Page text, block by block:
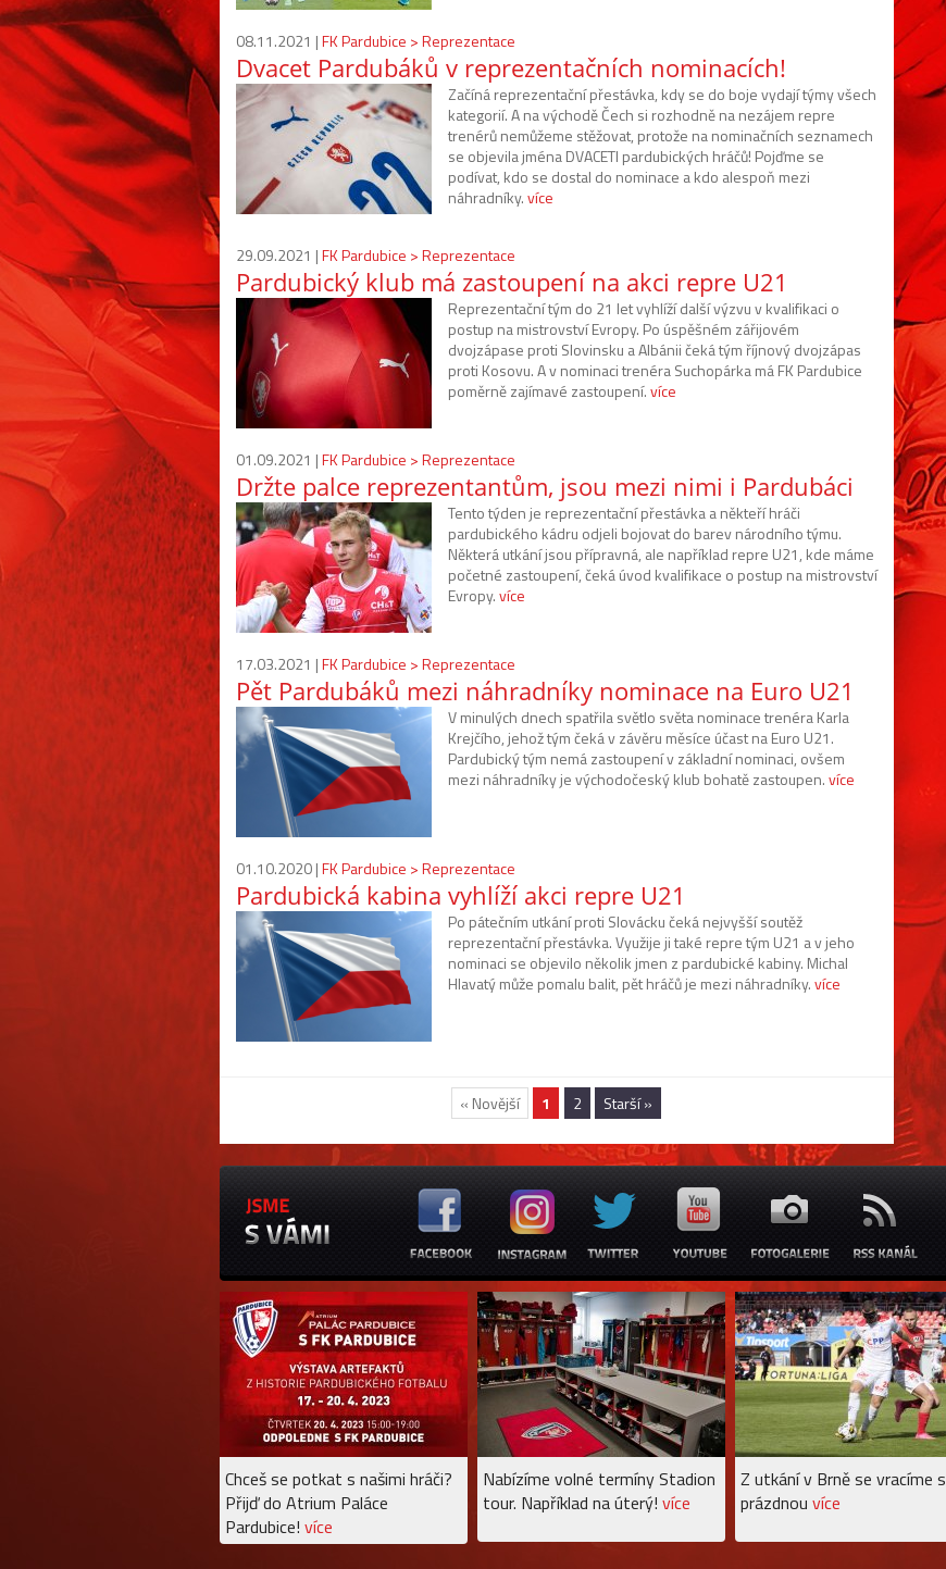
08.11.2021 |FK Pardubice > Reprezentace
Dvacet Pardubáků v reprezentačních nominacích!
Začíná reprezentační přestávka, kdy se do boje vydají týmy všech
kategorií. A na východě Čech si rozhodně na nezájem repre
trenérů nemůžeme stěžovat, protože na nominačních seznamech
se objevila jména DVACETI pardubických hráčů! Pojďme se
podívat, kdo se dostal do nominace a kdo alespoň mezi
náhradníky.více
29.09.2021 |FK Pardubice > Reprezentace
Pardubický klub má zastoupení na akci repre U21
Reprezentační tým do 21 let vyhlíží další výzvu v kvalifikaci o
postup na mistrovství Evropy. Po úspěšném zářijovém
dvojzápase proti Slovinsku a Albánii čeká tým říjnový dvojzápas
proti Kosovu. A v nominaci trenéra Suchopárka má FK Pardubice
poměrně zajímavé zastoupení.více
01.09.2021 |FK Pardubice > Reprezentace
Držte palce reprezentantům, jsou mezi nimi i Pardubáci
Tento týden je reprezentační přestávka a někteří hráči
pardubického kádru odjeli bojovat do barev národního týmu.
Některá utkání jsou přípravná, ale například repre U21, kde máme
početné zastoupení, čeká úvod kvalifikace o postup na mistrovství
Evropy.více
17.03.2021 |FK Pardubice > Reprezentace
Pět Pardubáků mezi náhradníky nominace na Euro U21
V minulých dnech spatřila světlo světa nominace trenéra Karla
Krejčího, jehož tým čeká v závěru měsíce účast na Euro U21.
Pardubický tým nemá zastoupení v základní nominaci, ovšem
mezi náhradníky je východočeský klub bohatě zastoupen.více
01.10.2020 |FK Pardubice > Reprezentace
Pardubická kabina vyhlíží akci repre U21
Po pátečním utkání proti Slovácku čeká nejvyšší soutěž
reprezentační přestávka. Využije ji také repre tým U21 a v jeho
nominaci se objevilo několik jmen z pardubické kabiny. Michal
Hlavatý může pomalu balit, pět hráčů je mezi náhradníky.více
« Novější 1 2 Starší »
Chceš se potkat s našimi hráči?
Přijď do Atrium Paláce
Pardubice! více
Nabízíme volné termíny Stadion
tour. Například na úterý! více
Z utkání v Brně se vracíme s
prázdnou více